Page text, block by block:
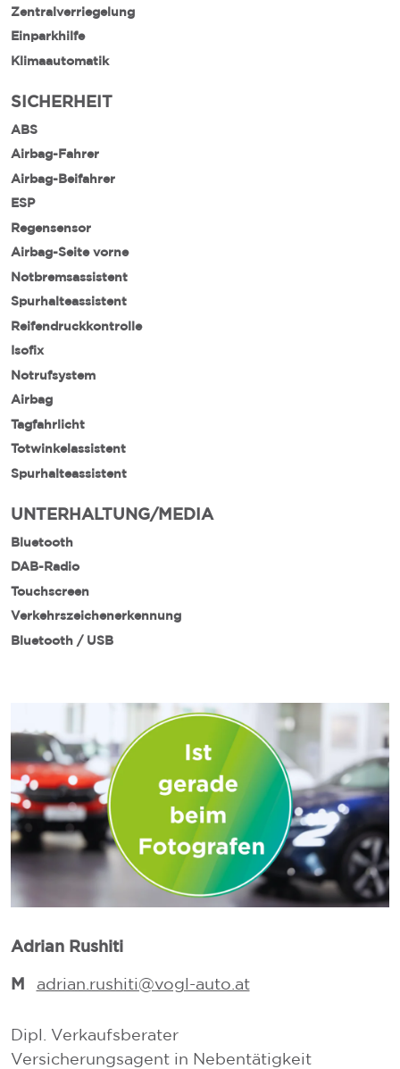
Zentralverriegelung
Einparkhilfe
Klimaautomatik
SICHERHEIT
ABS
Airbag-Fahrer
Airbag-Beifahrer
ESP
Regensensor
Airbag-Seite vorne
Notbremsassistent
Spurhalteassistent
Reifendruckkontrolle
Isofix
Notrufsystem
Airbag
Tagfahrlicht
Totwinkelassistent
Spurhalteassistent
UNTERHALTUNG/MEDIA
Bluetooth
DAB-Radio
Touchscreen
Verkehrszeichenerkennung
Bluetooth / USB
Adrian Rushiti
M adrian.rushiti@vogl-auto.at
Dipl. Verkaufsberater
Versicherungsagent in Nebentätigkeit